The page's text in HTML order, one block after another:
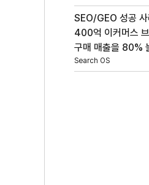
SEO/GEO 성공
400억 이커머스
구매 매출을 80%
Search OS